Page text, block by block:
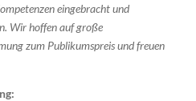
eingebracht und
Wir hoffen auf große
zum Publikumspreis und freuen